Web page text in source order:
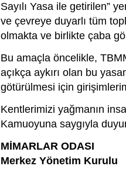
Sayılı Yasa ile getirilen”
ve çevreye duyarlı tüm
olmakta ve birlikte çaba
Bu amaçla öncelikle,
açıkça aykırı olan bu
götürülmesi için
Kentlerimizi yağmanın
Kamuoyuna saygıyla
MİMARLAR ODASI
Merkez Yönetim Kurulu